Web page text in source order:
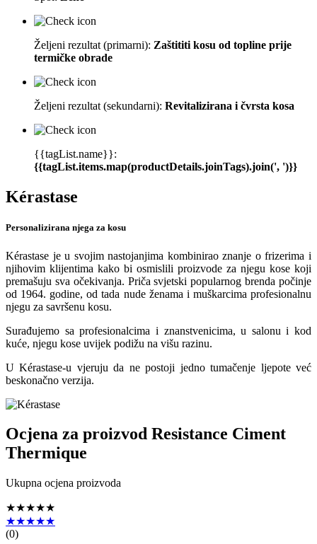
Željeni rezultat (primarni): Zaštititi kosu od topline prije
termičke obrade
Željeni rezultat (sekundarni): Revitalizirana i čvrsta kosa
{{tagList.name}}:
{{tagList.items.map(productDetails.joinTags).join(', ')}}
Kérastase
Personalizirana njega za kosu
Kérastase je u svojim nastojanjima kombinirao znanje o frizerima i
njihovim klijentima kako bi osmislili proizvode za njegu kose koji
premašuju sva očekivanja. Priča svjetski popularnog brenda počinje
od 1964. godine, od tada nude ženama i muškarcima profesionalnu
njegu za savršenu kosu.
Surađujemo sa profesionalcima i znanstvenicima, u salonu i kod
kuće, njegu kose uvijek podižu na višu razinu.
U Kérastase-u vjeruju da ne postoji jedno tumačenje ljepote već
beskonačno verzija.
Ocjena za proizvod Resistance Ciment
Thermique
Ukupna ocjena proizvoda
★★★★★
★★★★★
(0)